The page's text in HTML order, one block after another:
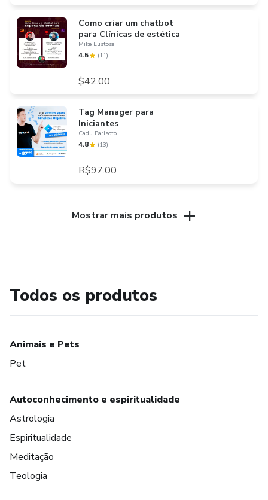
Como criar um chatbot
para Clínicas de estética
Mike Lustosa
4.5 (11)
$42.00
Tag Manager para
Iniciantes
Cadu Parisoto
4.8 (13)
R$97.00
Mostrar mais produtos
Todos os produtos
Animais e Pets
Pet
Autoconhecimento e espiritualidade
Astrologia
Espiritualidade
Meditação
Teologia